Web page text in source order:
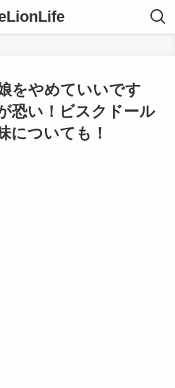
をやめていいです
恐い！ビスクドール
についても！